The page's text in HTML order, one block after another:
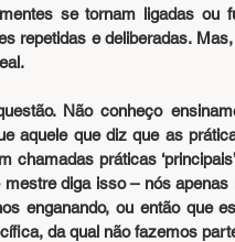
se tornam ligadas ou
repetidas e deliberadas.
Não conheço
aquele que diz que as
chamadas práticas
mestre diga isso – nós
enganando, ou então que
da qual não fazemos